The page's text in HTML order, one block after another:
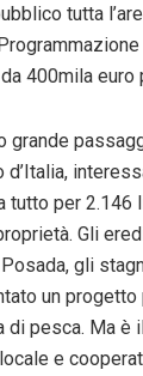
tutta
400mila euro
grande
d’Italia,
tutto per
Gli
gli
un
di pesca. Ma
e